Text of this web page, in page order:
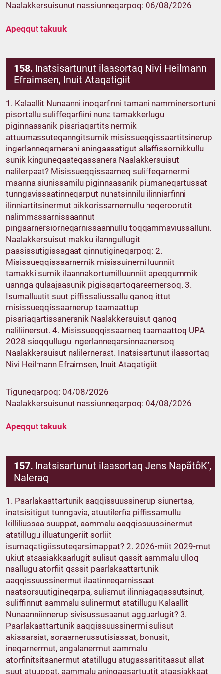
Naalakkersuisunut nassiunneqarpoq: 06/08/2026
Apeqqut takuuk
158. Inatsisartunut ilaasortaq Nivi Heilmann
Efraimsen, Inuit Ataqatigiit
1. Kalaallit Nunaanni inoqarfinni tamani namminersortuni
pisortallu suliffeqarfiini nuna tamakkerlugu
piginnaasanik pisariaqartitsinermik
attuumassuteqanngitsumik misissueqqissaartitsinerup
ingerlanneqarnerani aningaasatigut allaffissornikkullu
sunik kinguneqaateqassanera Naalakkersuisut
nalilerpaat? Misissueqqissaarneq suliffeqarnermi
maanna siunissamilu piginnaasanik piumaneqartussat
tunngavissaatinneqarput nunatsinnilu ilinniarfinni
ilinniartitsinermut pikkorissarnernullu neqeroorutit
nalimmassarnissaannut
pingaarnersiorneqarnissaannullu toqqammaviussalluni.
Naalakkersuisut makku ilanngullugit
paasissutigissagaat qinnutigineqarpoq: 2.
Misissueqqissaarnernik misissuinernilluunniit
tamakkiisumik ilaannakortumilluunniit apeqqummik
uannga qulaajaasunik pigisaqartoqareernersoq. 3.
Isumalluutit suut piffissaliussallu qanoq ittut
misissueqqissaarnerup taamaattup
pisariaqartissaneranik Naalakkersuisut qanoq
naliliinersut. 4. Misissueqqissaarneq taamaattoq UPA
2028 sioqqullugu ingerlanneqarsinnaanersoq
Naalakkersuisut nalilerneraat. Inatsisartunut ilaasortaq
Nivi Heilmann Efraimsen, Inuit Ataqatigiit
Tiguneqarpoq: 04/08/2026
Naalakkersuisunut nassiunneqarpoq: 04/08/2026
Apeqqut takuuk
157. Inatsisartunut ilaasortaq Jens NapãtôK’,
Naleraq
1. Paarlakaattartunik aaqqissuussinerup siunertaa,
inatsisitigut tunngavia, atuutilerfia piffissamullu
killiliussaa suuppat, aammalu aaqqissuussinermut
atatillugu illuatungeriit sorliit
isumaqatigiissuteqarsimappat? 2. 2026-miit 2029-mut
ukiut ataasiakkaarlugit sulisut qassit aammalu ulloq
naallugu atorfiit qassit paarlakaattartunik
aaqqissuussinermut ilaatinneqarnissaat
naatsorsuutigineqarpa, suliamut ilinniagaqassutsinut,
suliffinnut aammalu sulinermut atatillugu Kalaallit
Nunaanniinnerup sivisussusaanut agguarlugit? 3.
Paarlakaattartunik aaqqissuussinermi sulisut
akissarsiat, soraarnerussutisiassat, bonusit,
ineqarnermut, angalanermut aammalu
atorfinitsitaanermut atatillugu atugassarititaasut allat
suut atuuppat, aammalu aningaasartuutit ataasiakkaat